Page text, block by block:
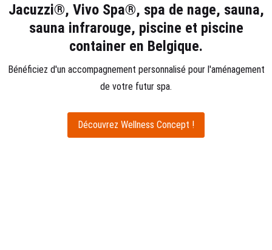
Jacuzzi®, Vivo Spa®, spa de nage, sauna,
sauna infrarouge, piscine et piscine
container en Belgique.
Bénéficiez d'un accompagnement personnalisé pour l'aménagement
de votre futur spa.
Découvrez Wellness Concept !